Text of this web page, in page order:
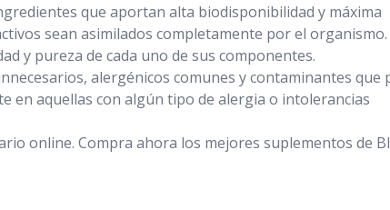
que aportan alta biodisponibilidad y máxima
sean asimilados completamente por el organismo.
y pureza de cada uno de sus componentes.
alergénicos comunes y contaminantes que
en aquellas con algún tipo de alergia o intolerancias
online. Compra ahora los mejores suplementos de